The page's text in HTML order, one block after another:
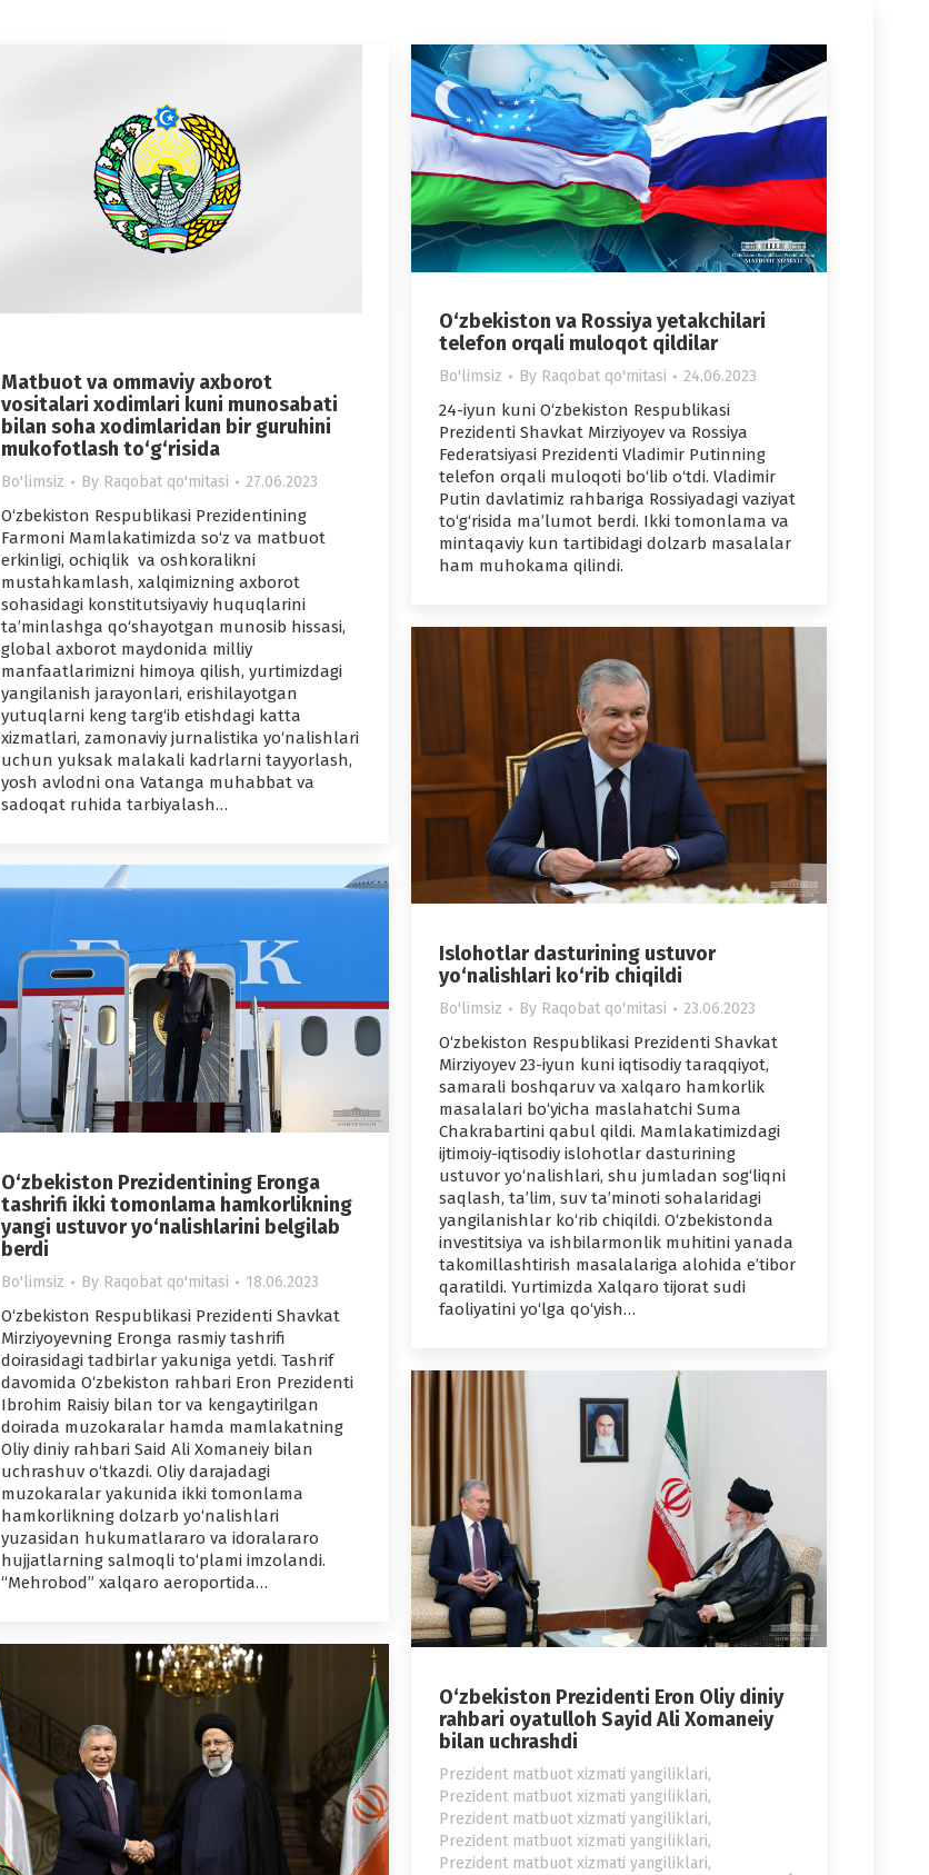
Matbuot va ommaviy axborot
vositalari xodimlari kuni munosabati
bilan soha xodimlaridan bir guruhini
mukofotlash to‘g‘risida
Bo'limsiz By Raqobat qo'mitasi 27.06.2023
O‘zbekiston Respublikasi Prezidentining
Farmoni Mamlakatimizda so‘z va matbuot
erkinligi, ochiqlik va oshkoralikni
mustahkamlash, xalqimizning axborot
sohasidagi konstitutsiyaviy huquqlarini
ta’minlashga qo‘shayotgan munosib hissasi,
global axborot maydonida milliy
manfaatlarimizni himoya qilish, yurtimizdagi
yangilanish jarayonlari, erishilayotgan
yutuqlarni keng targ‘ib etishdagi katta
xizmatlari, zamonaviy jurnalistika yo‘nalishlari
uchun yuksak malakali kadrlarni tayyorlash,
yosh avlodni ona Vatanga muhabbat va
sadoqat ruhida tarbiyalash…
O‘zbekiston va Rossiya yetakchilari
telefon orqali muloqot qildilar
Bo'limsiz By Raqobat qo'mitasi 24.06.2023
24-iyun kuni O‘zbekiston Respublikasi
Prezidenti Shavkat Mirziyoyev va Rossiya
Federatsiyasi Prezidenti Vladimir Putinning
telefon orqali muloqoti bo‘lib o‘tdi. Vladimir
Putin davlatimiz rahbariga Rossiyadagi vaziyat
to‘g‘risida ma’lumot berdi. Ikki tomonlama va
mintaqaviy kun tartibidagi dolzarb masalalar
ham muhokama qilindi.
Islohotlar dasturining ustuvor
yo‘nalishlari ko‘rib chiqildi
Bo'limsiz By Raqobat qo'mitasi 23.06.2023
O‘zbekiston Respublikasi Prezidenti Shavkat
Mirziyoyev 23-iyun kuni iqtisodiy taraqqiyot,
samarali boshqaruv va xalqaro hamkorlik
masalalari bo‘yicha maslahatchi Suma
Chakrabartini qabul qildi. Mamlakatimizdagi
ijtimoiy-iqtisodiy islohotlar dasturining
ustuvor yo‘nalishlari, shu jumladan sog‘liqni
saqlash, ta’lim, suv ta’minoti sohalaridagi
yangilanishlar ko‘rib chiqildi. O‘zbekistonda
investitsiya va ishbilarmonlik muhitini yanada
takomillashtirish masalalariga alohida e’tibor
qaratildi. Yurtimizda Xalqaro tijorat sudi
faoliyatini yo‘lga qo‘yish…
O‘zbekiston Prezidentining Eronga
tashrifi ikki tomonlama hamkorlikning
yangi ustuvor yo‘nalishlarini belgilab
berdi
Bo'limsiz By Raqobat qo'mitasi 18.06.2023
O‘zbekiston Respublikasi Prezidenti Shavkat
Mirziyoyevning Eronga rasmiy tashrifi
doirasidagi tadbirlar yakuniga yetdi. Tashrif
davomida O‘zbekiston rahbari Eron Prezidenti
Ibrohim Raisiy bilan tor va kengaytirilgan
doirada muzokaralar hamda mamlakatning
Oliy diniy rahbari Said Ali Xomaneiy bilan
uchrashuv o‘tkazdi. Oliy darajadagi
muzokaralar yakunida ikki tomonlama
hamkorlikning dolzarb yo‘nalishlari
yuzasidan hukumatlararo va idoralararo
hujjatlarning salmoqli to‘plami imzolandi.
“Mehrobod” xalqaro aeroportida…
O‘zbekiston Prezidenti Eron Oliy diniy
rahbari oyatulloh Sayid Ali Xomaneiy
bilan uchrashdi
Prezident matbuot xizmati yangiliklari,
Prezident matbuot xizmati yangiliklari,
Prezident matbuot xizmati yangiliklari,
Prezident matbuot xizmati yangiliklari,
Prezident matbuot xizmati yangiliklari,